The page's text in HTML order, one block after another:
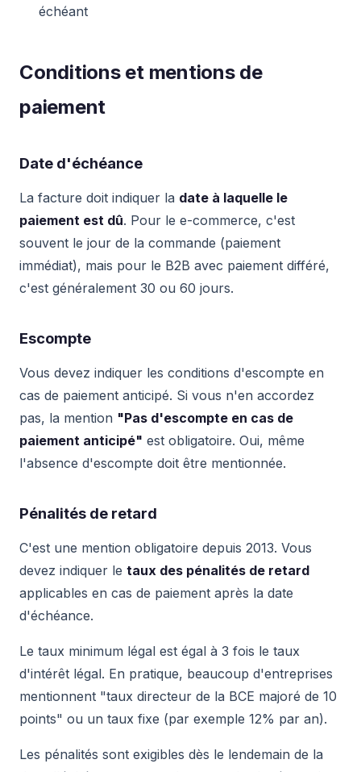
échéant
Conditions et mentions de
paiement
Date d'échéance
La facture doit indiquer la date à laquelle le
paiement est dû. Pour le e-commerce, c'est
souvent le jour de la commande (paiement
immédiat), mais pour le B2B avec paiement différé,
c'est généralement 30 ou 60 jours.
Escompte
Vous devez indiquer les conditions d'escompte en
cas de paiement anticipé. Si vous n'en accordez
pas, la mention "Pas d'escompte en cas de
paiement anticipé" est obligatoire. Oui, même
l'absence d'escompte doit être mentionnée.
Pénalités de retard
C'est une mention obligatoire depuis 2013. Vous
devez indiquer le taux des pénalités de retard
applicables en cas de paiement après la date
d'échéance.
Le taux minimum légal est égal à 3 fois le taux
d'intérêt légal. En pratique, beaucoup d'entreprises
mentionnent "taux directeur de la BCE majoré de 10
points" ou un taux fixe (par exemple 12% par an).
Les pénalités sont exigibles dès le lendemain de la